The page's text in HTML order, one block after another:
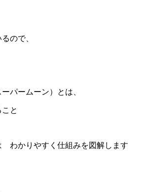
ので、
パームーン）とは、
と
わかりやすく仕組みを図解します